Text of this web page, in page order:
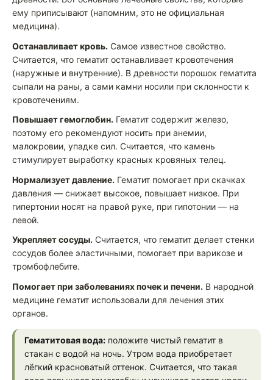
ему приписывают (напомним, это не официальная
медицина).
Останавливает кровь. Самое известное свойство.
Считается, что гематит останавливает кровотечения
(наружные и внутренние). В древности порошок гематита
сыпали на раны, а сами камни носили при склонности к
кровотечениям.
Повышает гемоглобин. Гематит содержит железо,
поэтому его рекомендуют носить при анемии,
малокровии, упадке сил. Считается, что камень
стимулирует выработку красных кровяных телец.
Нормализует давление. Гематит помогает при скачках
давления — снижает высокое, повышает низкое. При
гипертонии носят на правой руке, при гипотонии — на
левой.
Укрепляет сосуды. Считается, что гематит делает стенки
сосудов более эластичными, помогает при варикозе и
тромбофлебите.
Помогает при заболеваниях почек и печени. В народной
медицине гематит использовали для лечения этих
органов.
Гематитовая вода: положите чистый гематит в
стакан с водой на ночь. Утром вода приобретает
лёгкий красноватый оттенок. Считается, что такая